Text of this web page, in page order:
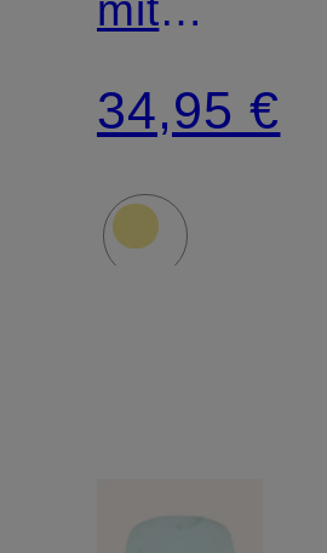
34,95 €